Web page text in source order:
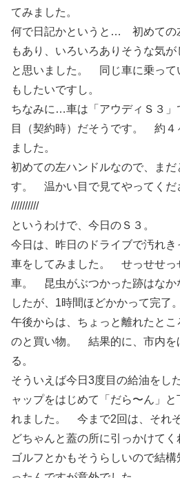
てみました。
何で日記かというと… 初めての
もあり、いろいろありそうな気
と思いました。 同じ車に乗って
もしたいですし。
ちなみに…車は「アウディＳ３
目（契約時）だそうです。 約４
ました。
初めての左ハンドルなので、まだ
す。 温かい目で見てやってくだ
//////////
というわけで、今日のＳ３。
今日は、昨日のドライブで汚れ
車をしてみました。 せっせせっ
車。 昆虫がぶつかった跡はなか
したが、1時間ほどかかって完了。
午後からは、ちょっと離れたと
のと買い物。 結果的に、市内を
る。
そういえば今日3度目の給油をし
ャップをはじめて「だら〜ん」
れました。 今まで2回は、それ
どちゃんと蓋の所に引っかけて
ゴルフとかもそうらしいので結